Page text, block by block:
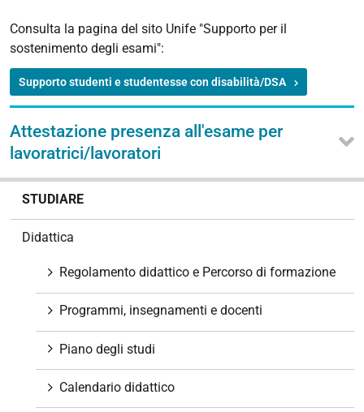
Consulta la pagina del sito Unife "Supporto per il
sostenimento degli esami":
Supporto studenti e studentesse con disabilità/DSA
Attestazione presenza all'esame per
lavoratrici/lavoratori
STUDIARE
Didattica
Regolamento didattico e Percorso di formazione
Programmi, insegnamenti e docenti
Piano degli studi
Calendario didattico